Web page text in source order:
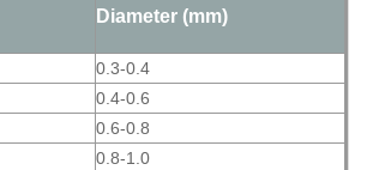
Diameter (mm)
0.3-0.4
0.4-0.6
0.6-0.8
0.8-1.0